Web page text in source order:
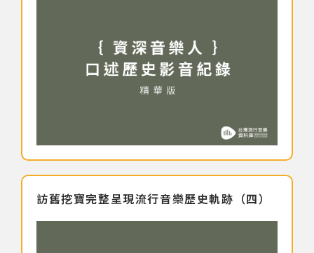
訪舊挖寶完整呈現流行音樂歷史軌跡（四）